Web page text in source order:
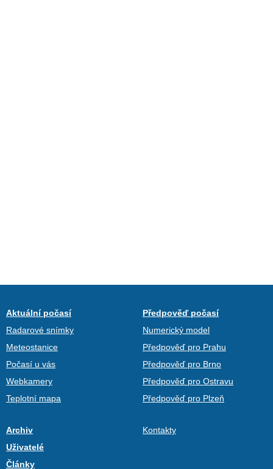
Aktuální počasí
Radarové snímky
Meteostanice
Počasí u vás
Webkamery
Teplotní mapa
Předpověď počasí
Numerický model
Předpověď pro Prahu
Předpověď pro Brno
Předpověď pro Ostravu
Předpověď pro Plzeň
Archiv
Uživatelé
Články
Kontakty